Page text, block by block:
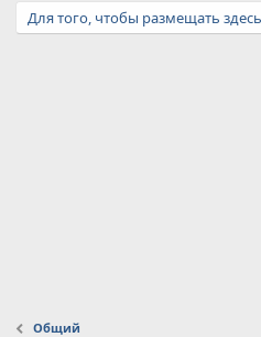
Для того, чтобы размещать
Общий